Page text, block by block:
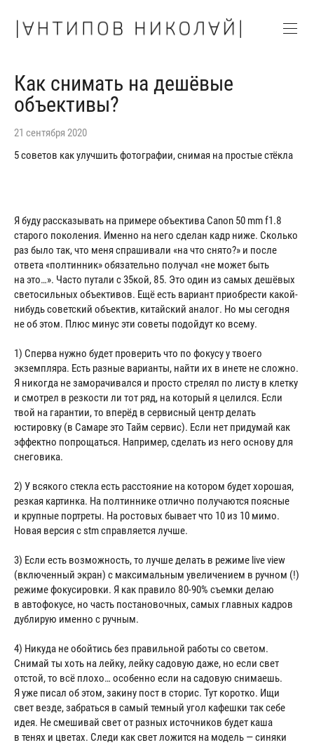
Как снимать на дешёвые
объективы?
21 сентября 2020
5 советов как улучшить фотографии, снимая на простые стёкла
Я буду рассказывать на примере объектива Canon 50 mm f1.8
старого поколения. Именно на него сделан кадр ниже. Сколько
раз было так, что меня спрашивали «на что снято?» и после
ответа «полтинник» обязательно получал «не может быть
на это…». Часто путали с 35кой, 85. Это один из самых дешёвых
светосильных объективов. Ещё есть вариант приобрести какой-
нибудь советский объектив, китайский аналог. Но мы сегодня
не об этом. Плюс минус эти советы подойдут ко всему.
1) Сперва нужно будет проверить что по фокусу у твоего
экземпляра. Есть разные варианты, найти их в инете не сложно.
Я никогда не заморачивался и просто стрелял по листу в клетку
и смотрел в резкости ли тот ряд, на который я целился. Если
твой на гарантии, то вперёд в сервисный центр делать
юстировку (в Самаре это Тайм сервис). Если нет придумай как
эффектно попрощаться. Например, сделать из него основу для
снеговика.
2) У всякого стекла есть расстояние на котором будет хорошая,
резкая картинка. На полтиннике отлично получаются поясные
и крупные портреты. На ростовых бывает что 10 из 10 мимо.
Новая версия с stm справляется лучше.
3) Если есть возможность, то лучше делать в режиме live view
(включенный экран) с максимальным увеличением в ручном (!)
режиме фокусировки. Я как правило 80-90% съемки делаю
в автофокусе, но часть постановочных, самых главных кадров
дублирую именно с ручным.
4) Никуда не обойтись без правильной работы со светом.
Снимай ты хоть на лейку, лейку садовую даже, но если свет
отстой, то всё плохо… особенно если на садовую снимаешь.
Я уже писал об этом, закину пост в сторис. Тут коротко. Ищи
свет везде, забраться в самый темный угол кафешки так себе
идея. Не смешивай свет от разных источников будет каша
в тенях и цветах. Следи как свет ложится на модель — синяки